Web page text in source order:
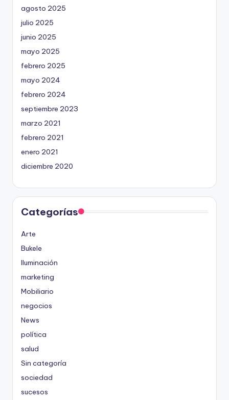
agosto 2025
julio 2025
junio 2025
mayo 2025
febrero 2025
mayo 2024
febrero 2024
septiembre 2023
marzo 2021
febrero 2021
enero 2021
diciembre 2020
Categorías
Arte
Bukele
Iluminación
marketing
Mobiliario
negocios
News
política
salud
Sin categoría
sociedad
sucesos